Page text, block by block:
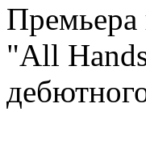
Премьера
"All